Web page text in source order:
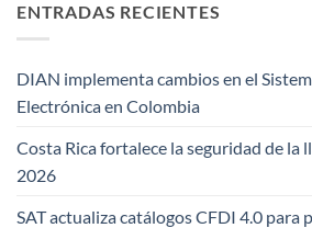
ENTRADAS RECIENTES
DIAN implementa cambios en el
Electrónica en Colombia
Costa Rica fortalece la seguridad de la
2026
SAT actualiza catálogos CFDI 4.0 para